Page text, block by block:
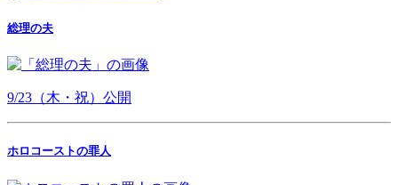
総理の夫
9/23（木・祝）公開
ホロコーストの罪人